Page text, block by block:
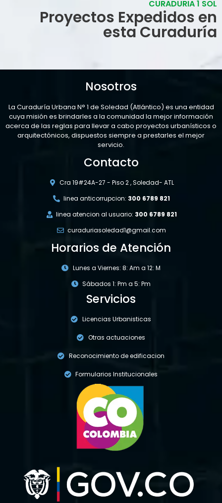
CURADURIA 1 SOL
Proyectos Expedidos en
esta Curaduría
Nosotros
La Curaduría Urbana N° 1 de Soledad (Atlántico) es una entidad
cuya misión es brindarles a la comunidad la mejor información
acerca de las reglas para llevar a cabo proyectos urbanísticos o
arquitectónicos, dispuestos siempre a prestarles el mejor
servicio.
Contacto
Cra 19#24A-27 - Piso 2 , Soledad- ATL
linea anticorrupcion: 300 6789 821
linea atencion al usuario: 300 6789 821
curaduriasoledad1@gmail.com
Horarios de Atención
Lunes a Viernes: 8: Am a 12: M
Sábados 1: Pm a 5: Pm
Servicios
Licencias Urbanisticas
Otras actuaciones
Reconocimiento de edificacion
Formularios Institucionales